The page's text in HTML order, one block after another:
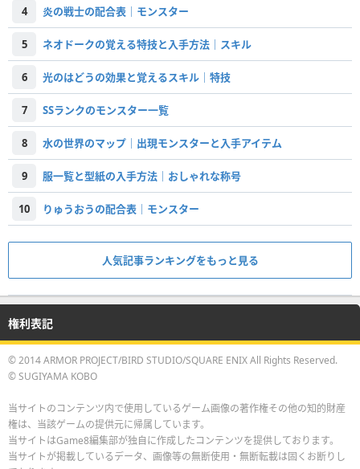
4 炎の戦士の配合表｜モンスター
5 ネオドークの覚える特技と入手方法｜スキル
6 光のはどうの効果と覚えるスキル｜特技
7 SSランクのモンスター一覧
8 水の世界のマップ｜出現モンスターと入手アイテム
9 服一覧と型紙の入手方法｜おしゃれな称号
10 りゅうおうの配合表｜モンスター
人気記事ランキングをもっと見る
権利表記
© 2014 ARMOR PROJECT/BIRD STUDIO/SQUARE ENIX All Rights Reserved.
© SUGIYAMA KOBO
当サイトのコンテンツ内で使用しているゲーム画像の著作権その他の知的財産
権は、当該ゲームの提供元に帰属しています。
当サイトはGame8編集部が独自に作成したコンテンツを提供しております。
当サイトが掲載しているデータ、画像等の無断使用・無断転載は固くお断りし